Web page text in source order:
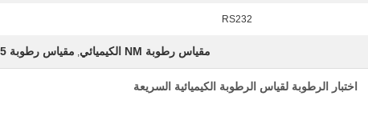
RS232
مقياس رطوبة NM الكيميائي , مقياس رطوبة NM 5 بوصة
اختبار الرطوبة لقياس الرطوبة الكيميائية السريعة